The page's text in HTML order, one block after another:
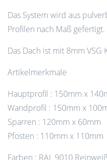
Das System wird aus
Profilen nach Maß gefertigt.
Das Dach ist mit 8mm VSG
Artikelmerkmale
Hauptprofil : 150mm x
Wandprofil : 150mm x
Sparren : 120mm x 60mm
Pfosten : 110mm x 110mm
Farben : RAL 9010